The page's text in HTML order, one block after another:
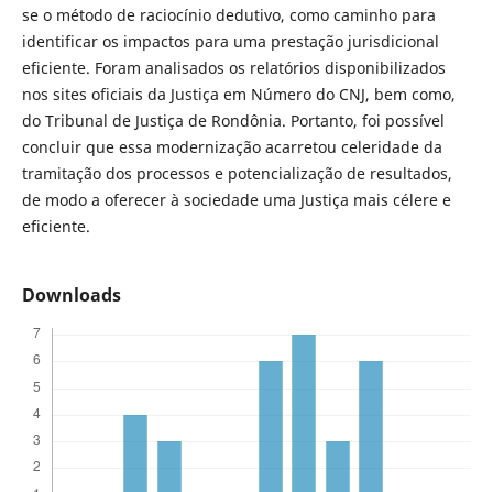
se o método de raciocínio dedutivo, como caminho para
identificar os impactos para uma prestação jurisdicional
eficiente. Foram analisados os relatórios disponibilizados
nos sites oficiais da Justiça em Número do CNJ, bem como,
do Tribunal de Justiça de Rondônia. Portanto, foi possível
concluir que essa modernização acarretou celeridade da
tramitação dos processos e potencialização de resultados,
de modo a oferecer à sociedade uma Justiça mais célere e
eficiente.
Downloads